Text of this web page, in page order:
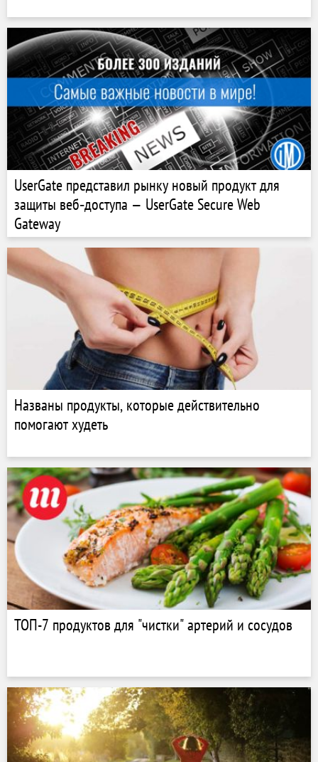
UserGate представил рынку новый продукт для
защиты веб‑доступа — UserGate Secure Web
Gateway
Названы продукты, которые действительно
помогают худеть
ТОП-7 продуктов для "чистки" артерий и сосудов